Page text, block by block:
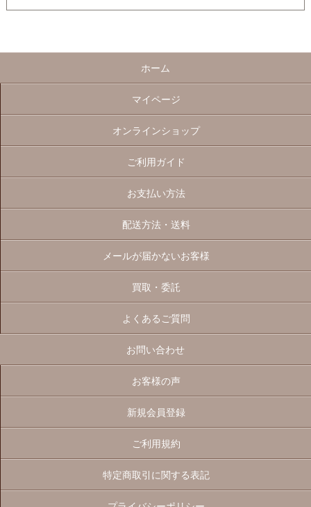
ホーム
マイページ
オンラインショップ
ご利用ガイド
お支払い方法
配送方法・送料
メールが届かないお客様
買取・委託
よくあるご質問
お問い合わせ
お客様の声
新規会員登録
ご利用規約
特定商取引に関する表記